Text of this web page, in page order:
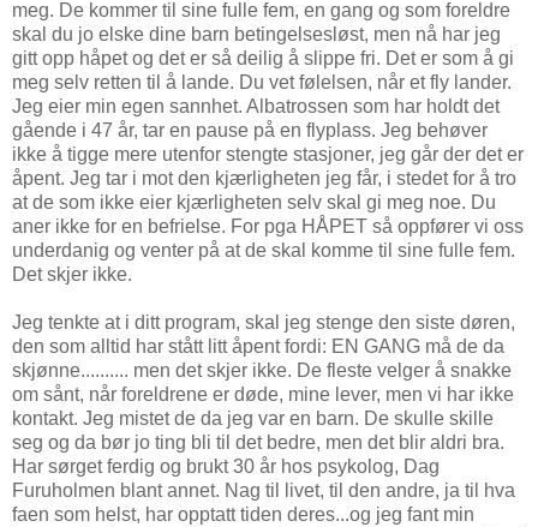
meg. De kommer til sine fulle fem, en gang og som foreldre
skal du jo elske dine barn betingelsesløst, men nå har jeg
gitt opp håpet og det er så deilig å slippe fri. Det er som å gi
meg selv retten til å lande. Du vet følelsen, når et fly lander.
Jeg eier min egen sannhet. Albatrossen som har holdt det
gående i 47 år, tar en pause på en flyplass. Jeg behøver
ikke å tigge mere utenfor stengte stasjoner, jeg går der det er
åpent. Jeg tar i mot den kjærligheten jeg får, i stedet for å tro
at de som ikke eier kjærligheten selv skal gi meg noe. Du
aner ikke for en befrielse. For pga HÅPET så oppfører vi oss
underdanig og venter på at de skal komme til sine fulle fem.
Det skjer ikke.
Jeg tenkte at i ditt program, skal jeg stenge den siste døren,
den som alltid har stått litt åpent fordi: EN GANG må de da
skjønne.......... men det skjer ikke. De fleste velger å snakke
om sånt, når foreldrene er døde, mine lever, men vi har ikke
kontakt. Jeg mistet de da jeg var en barn. De skulle skille
seg og da bør jo ting bli til det bedre, men det blir aldri bra.
Har sørget ferdig og brukt 30 år hos psykolog, Dag
Furuholmen blant annet. Nag til livet, til den andre, ja til hva
faen som helst, har opptatt tiden deres...og jeg fant min